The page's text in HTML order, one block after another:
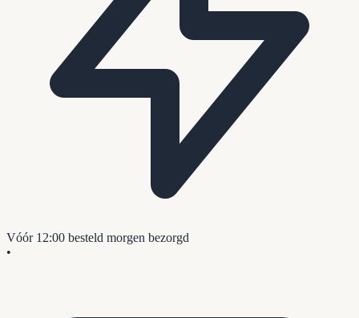
Vóór 12:00 besteld morgen bezorgd
•